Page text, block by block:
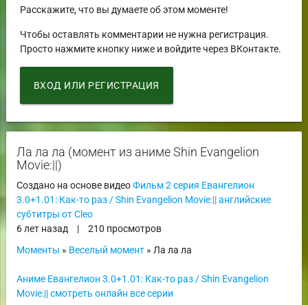
Расскажите, что вы думаете об этом моменте!
Чтобы оставлять комментарии не нужна регистрация.
Просто нажмите кнопку ниже и войдите через ВКонтакте.
ВХОД ИЛИ РЕГИСТРАЦИЯ
Ла ла ла (момент из аниме Shin Evangelion
Movie:||)
Создано на основе видеоФильм 2 серия Евангелион
3.0+1.01: Как-то раз / Shin Evangelion Movie:|| английские
субтитры от Cleo
6 лет назад
|
210 просмотров
Моменты » Веселый момент» Ла ла ла
Аниме Евангелион 3.0+1.01: Как-то раз / Shin Evangelion
Movie:|| смотреть онлайн все серии